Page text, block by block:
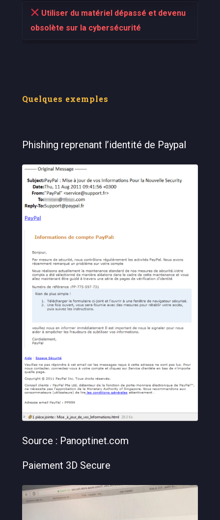
Utiliser du matériel dépassé et devenu
obsolète sur la cybersécurité
Quelques exemples
Phishing reprenant l’identité de Paypal
Source : Panoptinet.com
Paiement 3D Secure